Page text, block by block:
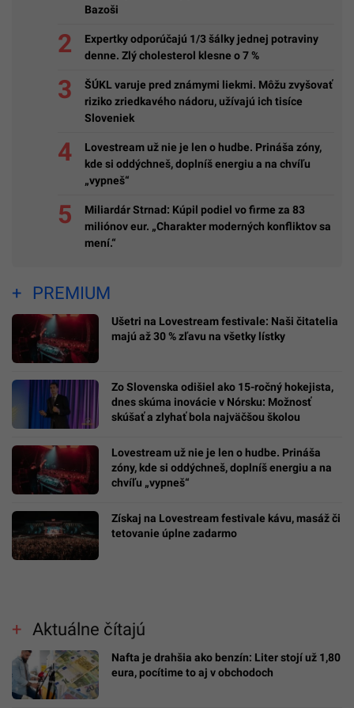
Bazoši
Expertky odporúčajú 1/3 šálky jednej potraviny
denne. Zlý cholesterol klesne o 7 %
ŠÚKL varuje pred známymi liekmi. Môžu zvyšovať
riziko zriedkavého nádoru, užívajú ich tisíce
Sloveniek
Lovestream už nie je len o hudbe. Prináša zóny,
kde si oddýchneš, doplníš energiu a na chvíľu
„vypneš“
Miliardár Strnad: Kúpil podiel vo firme za 83
miliónov eur. „Charakter moderných konfliktov sa
mení.“
PREMIUM
Ušetri na Lovestream festivale: Naši čitatelia
majú až 30 % zľavu na všetky lístky
Zo Slovenska odišiel ako 15-ročný hokejista,
dnes skúma inovácie v Nórsku: Možnosť
skúšať a zlyhať bola najväčšou školou
Lovestream už nie je len o hudbe. Prináša
zóny, kde si oddýchneš, doplníš energiu a na
chvíľu „vypneš“
Získaj na Lovestream festivale kávu, masáž či
tetovanie úplne zadarmo
Aktuálne čítajú
Nafta je drahšia ako benzín: Liter stojí už 1,80
eura, pocítime to aj v obchodoch